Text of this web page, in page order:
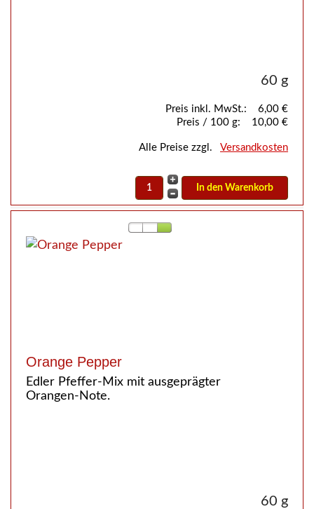
60 g
Preis inkl. MwSt.:
6,00 €
Preis / 100 g:
10,00 €
Alle Preise zzgl. Versandkosten
Orange Pepper
Edler Pfeffer-Mix mit ausgeprägter
Orangen-Note.
60 g